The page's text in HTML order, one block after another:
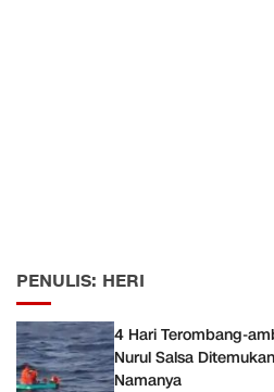
PENULIS: HERI
​4 Hari Terombang-
Nurul Salsa
Namanya